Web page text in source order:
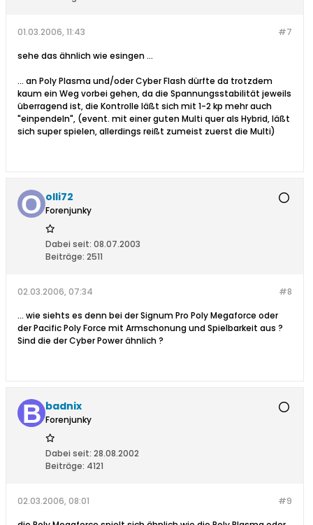
#7
01.03.2006, 11:43
sehe das ähnlich wie esingen ...
... an Poly Plasma und/oder Cyber Flash dürfte da trotzdem
kaum ein Weg vorbei gehen, da die Spannungsstabilität jeweils
überragend ist, die Kontrolle läßt sich mit 1-2 kp mehr auch
"einpendeln", (event. mit einer guten Multi quer als Hybrid, läßt
sich super spielen, allerdings reißt zumeist zuerst die Multi)
olli72
Forenjunky
Dabei seit: 08.07.2003
Beiträge: 2511
#8
02.03.2006, 07:34
... wie siehts es denn bei der Signum Pro Poly Megaforce oder
der Pacific Poly Force mit Armschonung und Spielbarkeit aus ?
Sind die der Cyber Power ähnlich ?
badnix
Forenjunky
Dabei seit: 28.08.2002
Beiträge: 4121
#9
02.03.2006, 08:01